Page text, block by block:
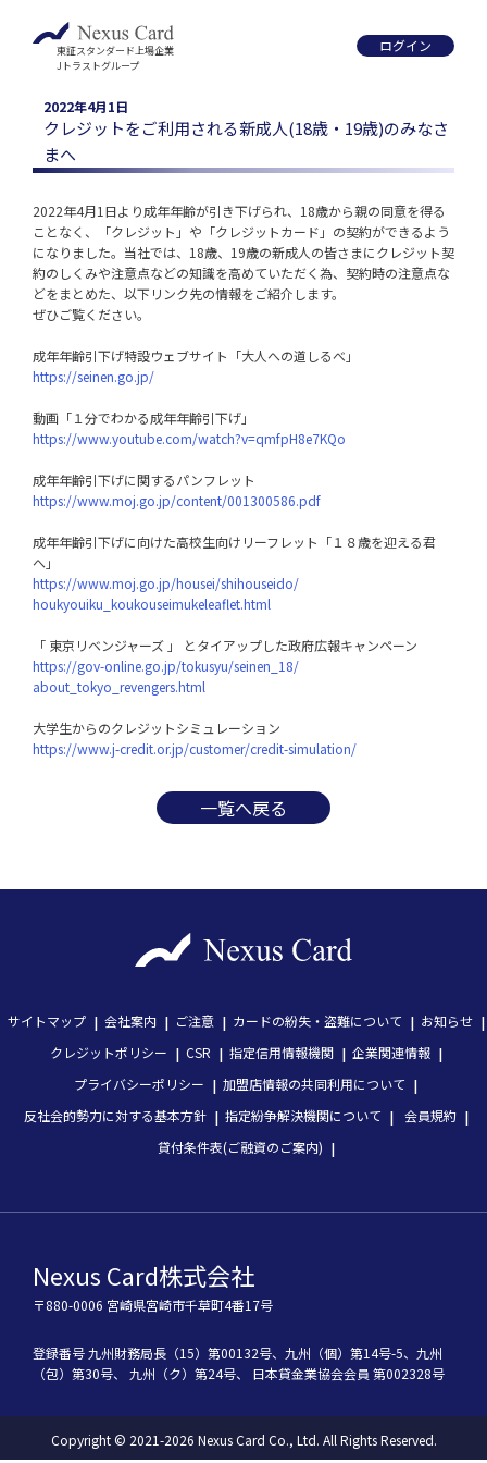
東証スタンダード上場企業
Jトラストグループ
ログイン
2022年4月1日
クレジットをご利用される新成人(18歳・19歳)のみなさ
まへ
2022年4月1日より成年年齢が引き下げられ、18歳から親の同意を得る
ことなく、「クレジット」や「クレジットカード」の契約ができるよう
になりました。当社では、18歳、19歳の新成人の皆さまにクレジット契
約のしくみや注意点などの知識を高めていただく為、契約時の注意点な
どをまとめた、以下リンク先の情報をご紹介します。
ぜひご覧ください。
https://seinen.go.jp/
https://www.youtube.com/watch?v=qmfpH8e7KQo
https://www.moj.go.jp/content/001300586.pdf
成年年齢引下げに向けた高校生向けリーフレット「１８歳を迎える君
https://www.moj.go.jp/housei/shihouseido/
houkyouiku_koukouseimukeleaflet.html
https://gov-online.go.jp/tokusyu/seinen_18/
about_tokyo_revengers.html
https://www.j-credit.or.jp/customer/credit-simulation/
一覧へ戻る
サイトマップ 会社案内 ご注意 カードの紛失・盗難について
お知らせ
クレジットポリシー
CSR 指定信用情報機関
企業関連情報
プライバシーポリシー
加盟店情報の共同利用について
反社会的勢力に対する基本方針
指定紛争解決機関について
会員規約
貸付条件表(ご融資のご案内)
Nexus Card株式会社
〒880-0006 宮崎県宮崎市千草町4番17号
登録番号九州財務局長（15）第00132号、 九州（個）第14号-5、 九州
（包）第30号、
九州（ク）第24号、 日本貸金業協会会員 第002328号
Copyright © 2021-2026 Nexus Card Co., Ltd. All Rights Reserved.